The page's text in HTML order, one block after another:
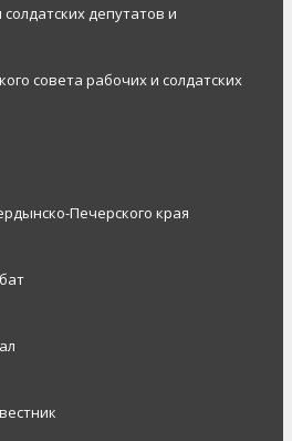
солдатских депутатов и
совета рабочих и солдатских
Печерского края